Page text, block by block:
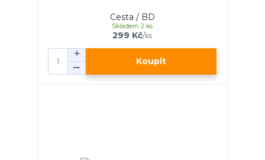
Cesta / BD
299 Kč/ks
Skladem 2 ks
Koupit